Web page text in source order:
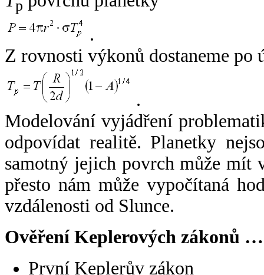
p
.
Z rovnosti výkonů dostaneme po
.
Modelování vyjádření
odpovídat realitě. Planetky
samotný jejich povrch může mít
přesto nám může vypočítaná
vzdálenosti od Slunce.
Ověření Keplerových zákonů …
První Keplerův zákon